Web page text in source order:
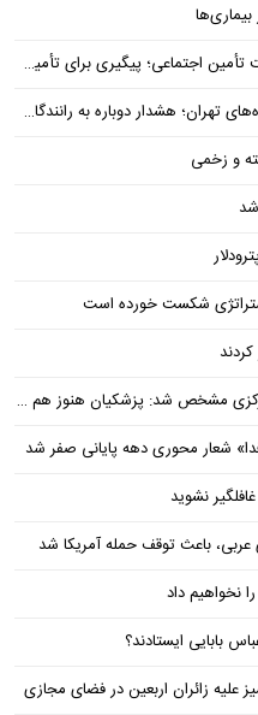
پیگیری برای تأمین منابع ادامه دارد
شکست خورده است
هنوز هم متوجه نشده است چرا همتی استیضاح شد!
شعار محوری دهه پایانی صفر شد
نشوید
باعث توقف حمله آمریکا شد
نخواهیم داد
بابایی ایستادند؟
علیه زائران اربعین در فضای مجازی